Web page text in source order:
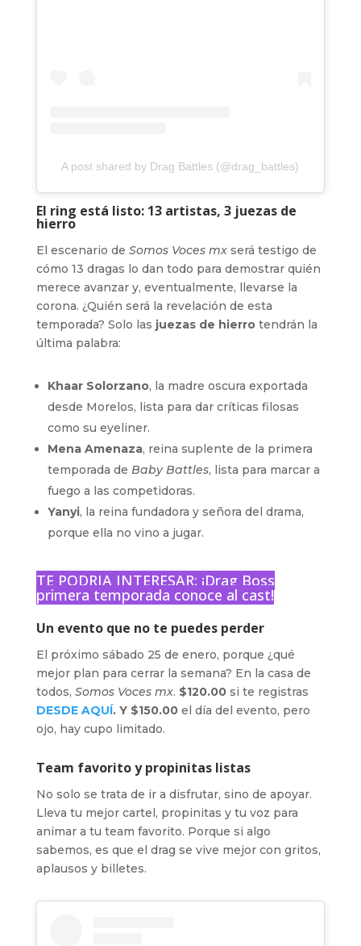
A post shared by Drag Battles (@drag_battles)
El ring está listo: 13 artistas, 3 juezas de
hierro
El escenario de Somos Voces mxserá testigo de
cómo 13 dragas lo dan todo para demostrar quién
merece avanzar y, eventualmente, llevarse la
corona. ¿Quién será la revelación de esta
temporada? Solo las juezas de hierrotendrán la
última palabra:
Khaar Solorzano, la madre oscura exportada
desde Morelos, lista para dar críticas filosas
como su eyeliner.
Mena Amenaza, reina suplente de la primera
temporada de Baby Battles, lista para marcar a
fuego a las competidoras.
Yanyi, la reina fundadora y señora del drama,
porque ella no vino a jugar.
TE PODRIA INTERESAR: ¡Drag Boss
primera temporada conoce al cast!
Un evento que no te puedes perder
El próximo sábado 25 de enero, porque ¿qué
mejor plan para cerrar la semana? En la casa de
todos, Somos Voces mx. $120.00si te registras
DESDE AQUÍ. Y $150.00el día del evento, pero
ojo, hay cupo limitado.
Team favorito y propinitas listas
No solo se trata de ir a disfrutar, sino de apoyar.
Lleva tu mejor cartel, propinitas y tu voz para
animar a tu team favorito. Porque si algo
sabemos, es que el drag se vive mejor con gritos,
aplausos y billetes.